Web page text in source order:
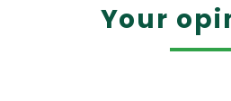
Your